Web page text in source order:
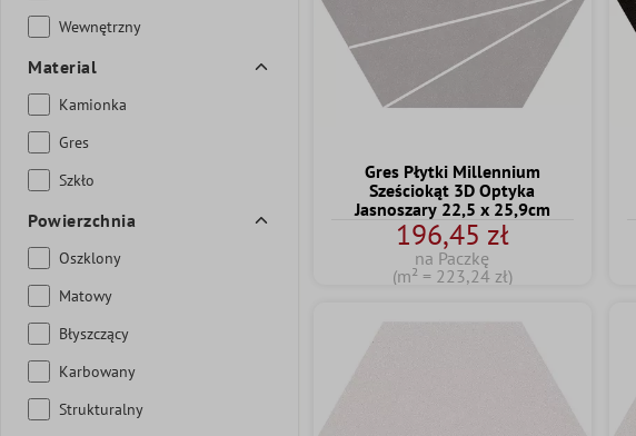
Wewnętrzny
Material
Kamionka
Gres
Szkło
Powierzchnia
Oszklony
Matowy
Błyszczący
Karbowany
Strukturalny
Gres Płytki Millennium
Sześciokąt 3D Optyka
Jasnoszary 22,5 x 25,9cm
196,45 zł
na Paczkę
(m² = 223,24 zł)